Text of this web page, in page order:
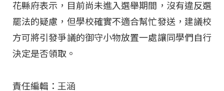
花縣府表示，目前尚未進入選舉期間，沒有違反選
罷法的疑慮，但學校確實不適合幫忙發送，建議校
方可將引發爭議的御守小物放置一處讓同學們自行
決定是否領取。
責任編輯：王涵